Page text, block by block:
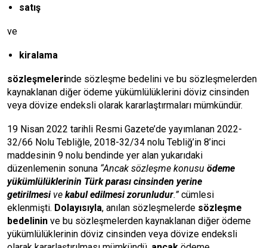
satış
ve
kiralama
sözleşmelerinde sözleşme bedelini ve bu sözleşmelerden
kaynaklanan diğer ödeme yükümlülüklerini döviz cinsinden
veya dövize endeksli olarak kararlaştırmaları mümkündür.
19 Nisan 2022 tarihli Resmi Gazete’de yayımlanan 2022-
32/66 Nolu Tebliğle, 2018-32/34 nolu Tebliğ’in 8’inci
maddesinin 9 nolu bendinde yer alan yukarıdaki
düzenlemenin sonuna “Ancak sözleşme konusu ödeme
yükümlülüklerinin Türk parası cinsinden yerine
getirilmesive kabul edilmesi zorunludur.”cümlesi
eklenmişti. Dolayısıyla, anılan sözleşmelerde sözleşme
bedelinin ve bu sözleşmelerden kaynaklanan diğer ödeme
yükümlülüklerinin döviz cinsinden veya dövize endeksli